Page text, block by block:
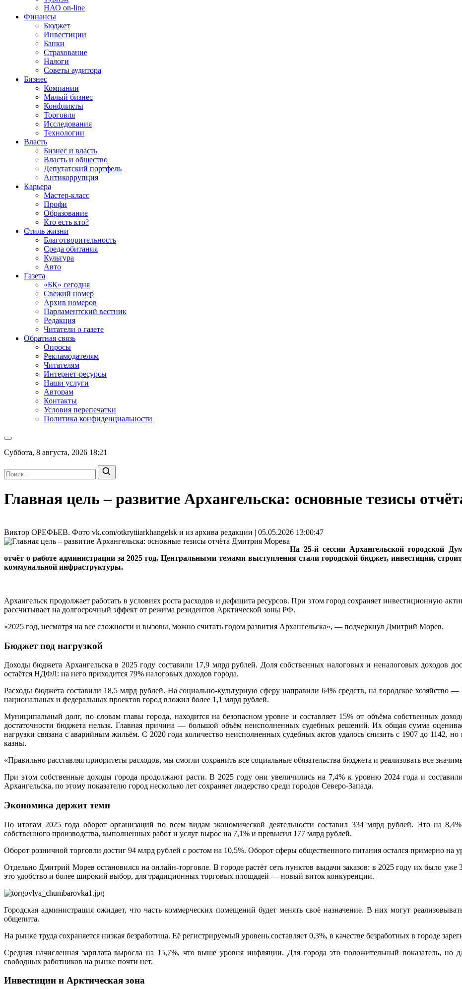
НАО on-line
Финансы
Бюджет
Инвестиции
Банки
Страхование
Налоги
Советы аудитора
Бизнес
Компании
Малый бизнес
Конфликты
Торговля
Исследования
Технологии
Власть
Бизнес и власть
Власть и общество
Депутатский портфель
Антикоррупция
Карьера
Мастер-класс
Профи
Образование
Кто есть кто?
Стиль жизни
Благотворительность
Среда обитания
Культура
Авто
Газета
«БК» сегодня
Свежий номер
Архив номеров
Парламентский вестник
Редакция
Читатели о газете
Обратная связь
Опросы
Рекламодателям
Читателям
Интернет-ресурсы
Наши услуги
Авторам
Контакты
Условия перепечатки
Политика конфиденциальности
Суббота, 8 августа, 2026 18:21
Главная цель – развитие Архангельска: основные тезисы
Виктор ОРЕФЬЕВ. Фото vk.com/otkrytiiarkhangelsk и из архива редакции | 05.05.2026 13:00:47
На 25-й сессии Архангельской городской
отчёт о работе администрации за 2025 год. Центральными темами выступления стали городской бюджет, инвестиции,
коммунальной инфраструктуры.
Архангельск продолжает работать в условиях роста расходов и дефицита ресурсов. При этом город сохраняет инвестиционную
рассчитывает на долгосрочный эффект от режима резидентов Арктической зоны РФ.
«2025 год, несмотря на все сложности и вызовы, можно считать годом развития Архангельска», — подчеркнул Дмитрий Морев.
Бюджет под нагрузкой
Доходы бюджета Архангельска в 2025 году составили 17,9 млрд рублей. Доля собственных налоговых и неналоговых доходов
остаётся НДФЛ: на него приходится 79% налоговых доходов города.
Расходы бюджета составили 18,5 млрд рублей. На социально-культурную сферу направили 64% средств, на городское
национальных и федеральных проектов город вложил более 1,1 млрд рублей.
Муниципальный долг, по словам главы города, находится на безопасном уровне и составляет 15% от объёма собственных
достаточности бюджета нельзя. Главная причина — большой объём неисполненных судебных решений. Их общая сумма
нагрузки связана с аварийным жильём. С 2020 года количество неисполненных судебных актов удалось снизить с 1907 до 1142,
казны.
«Правильно расставляя приоритеты расходов, мы смогли сохранить все социальные обязательства бюджета и реализовать все
При этом собственные доходы города продолжают расти. В 2025 году они увеличились на 7,4% к уровню 2024 года и
Архангельска, по этому показателю город несколько лет сохраняет лидерство среди городов Северо-Запада.
Экономика держит темп
По итогам 2025 года оборот организаций по всем видам экономической деятельности составил 334 млрд рублей. Это на
собственного производства, выполненных работ и услуг вырос на 7,1% и превысил 177 млрд рублей.
Оборот розничной торговли достиг 94 млрд рублей с ростом на 10,5%. Оборот сферы общественного питания остался примерно на
Отдельно Дмитрий Морев остановился на онлайн-торговле. В городе растёт сеть пунктов выдачи заказов: в 2025 году их было
это удобство и более широкий выбор, для традиционных торговых площадей — новый виток конкуренции.
Городская администрация ожидает, что часть коммерческих помещений будет менять своё назначение. В них могут
общепита.
На рынке труда сохраняется низкая безработица. Её регистрируемый уровень составляет 0,3%, в качестве безработных в городе
Средняя начисленная зарплата выросла на 15,7%, что выше уровня инфляции. Для города это положительный показатель, но
свободных работников на рынке почти нет.
Инвестиции и Арктическая зона